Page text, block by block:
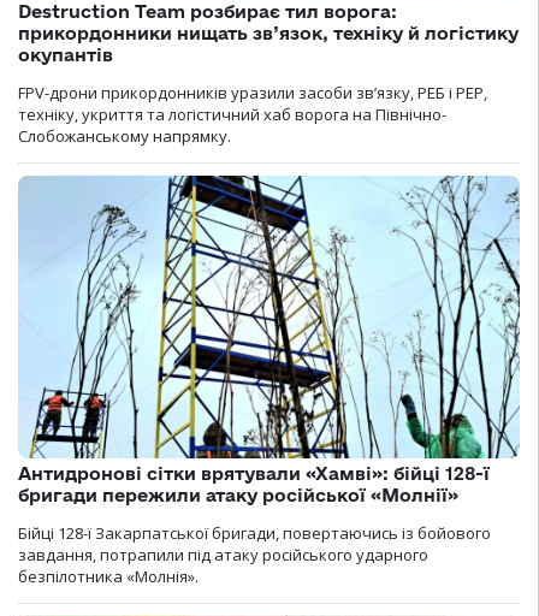
Destruction Team розбирає тил ворога:
прикордонники нищать зв’язок, техніку й логістику
окупантів
FPV-дрони прикордонників уразили засоби зв’язку, РЕБ і РЕР,
техніку, укриття та логістичний хаб ворога на Північно-
Слобожанському напрямку.
Антидронові сітки врятували «Хамві»: бійці 128-ї
бригади пережили атаку російської «Молнії»
Бійці 128-ї Закарпатської бригади, повертаючись із бойового
завдання, потрапили під атаку російського ударного
безпілотника «Молнія».